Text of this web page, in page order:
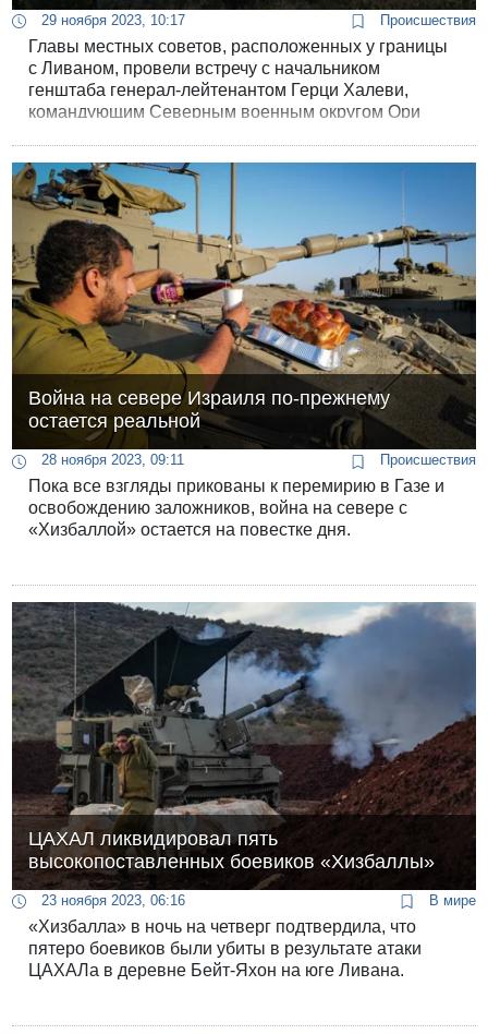
29 ноября 2023, 10:17 Происшествия
Главы местных советов, расположенных у границы
с Ливаном, провели встречу с начальником
генштаба генерал-лейтенантом Герци Халеви,
командующим Северным военным округом Ори
ЦАХАЛа генерал-майором Янивом Асором. На
встрече высоким чинам ЦАХАЛ были представлены
фотографии и видеозаписи того, как «Хизбалла»
продолжает патрули вблизи израильской
территории.
Война на севере Израиля по-прежнему
остается реальной
28 ноября 2023, 09:11 Происшествия
Пока все взгляды прикованы к перемирию в Газе и
освобождению заложников, война на севере с
«Хизбаллой» остается на повестке дня.
ЦАХАЛ ликвидировал пять
высокопоставленных боевиков «Хизбаллы»
23 ноября 2023, 06:16 В мире
«Хизбалла» в ночь на четверг подтвердила, что
пятеро боевиков были убиты в результате атаки
ЦАХАЛа в деревне Бейт-Яхон на юге Ливана.